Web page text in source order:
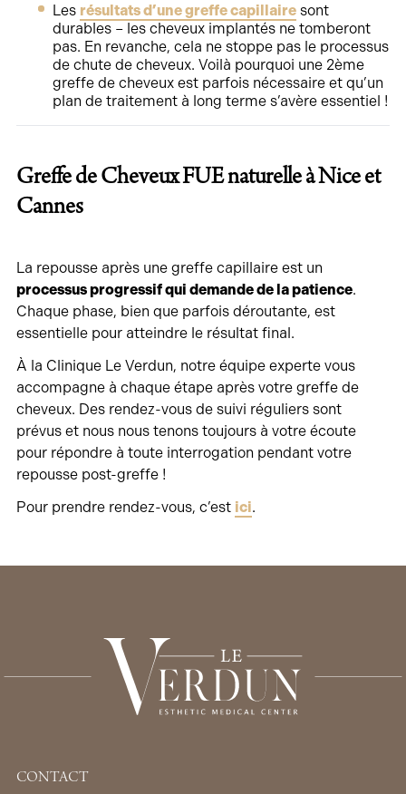
Les résultats d’une greffe capillairesont
durables – les cheveux implantés ne tomberont
pas. En revanche, cela ne stoppe pas le processus
de chute de cheveux. Voilà pourquoi une 2ème
greffe de cheveux est parfois nécessaire et qu’un
plan de traitement à long terme s’avère essentiel !
Greffe de Cheveux FUE naturelle à Nice et
Cannes
La repousse après une greffe capillaire est un
processus progressif qui demande de la patience.
Chaque phase, bien que parfois déroutante, est
essentielle pour atteindre le résultat final.
À la Clinique Le Verdun, notre équipe experte vous
accompagne à chaque étape après votre greffe de
cheveux. Des rendez-vous de suivi réguliers sont
prévus et nous nous tenons toujours à votre écoute
pour répondre à toute interrogation pendant votre
repousse post-greffe !
Pour prendre rendez-vous, c’est ici.
CONTACT